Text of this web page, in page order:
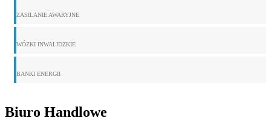
ZASILANIE AWARYJNE
WÓZKI INWALIDZKIE
BANKI ENERGII
Biuro Handlowe